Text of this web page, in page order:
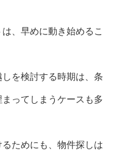
、早めに動き始めるこ
を検討する時期は、条
ってしまうケースも多
ためにも、物件探しは